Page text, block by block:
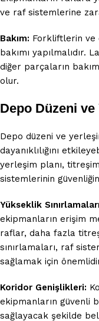
ve raf sistemlerine
Bakım: Forkliftlerin ve
bakımı yapılmalıdır.
diğer parçaların
olur.
Depo Düzeni ve
Depo düzeni ve
dayanıklılığını
yerleşim planı,
sistemlerinin
Yükseklik
ekipmanların erişim
raflar, daha fazla
sınırlamaları, raf
sağlamak için
Koridor Genişlikleri:
ekipmanların güvenli
sağlayacak şekilde